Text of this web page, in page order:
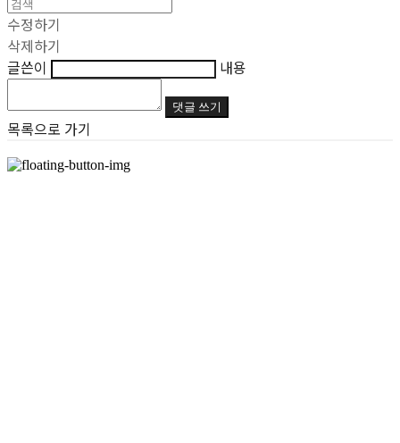
수정하기
삭제하기
글쓴이
내용
댓글 쓰기
목록으로 가기